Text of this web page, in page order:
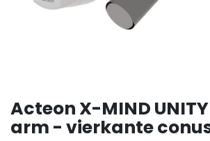
Acteon X-MIND
arm - vierkante